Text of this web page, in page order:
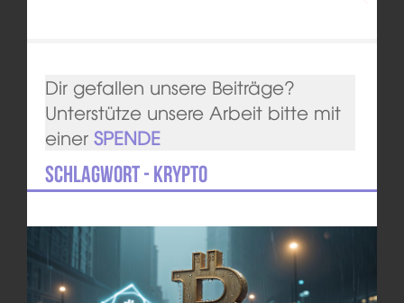
Dir gefallen unsere Beiträge?
Unterstütze unsere Arbeit bitte mit
einer SPENDE
Schlagwort - Krypto